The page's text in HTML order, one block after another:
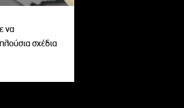
να
σχέδια